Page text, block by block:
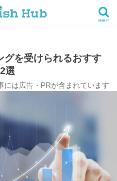
search
めの英会話スクール12選
グを受けられるおすす
選
には広告・PRが含まれています